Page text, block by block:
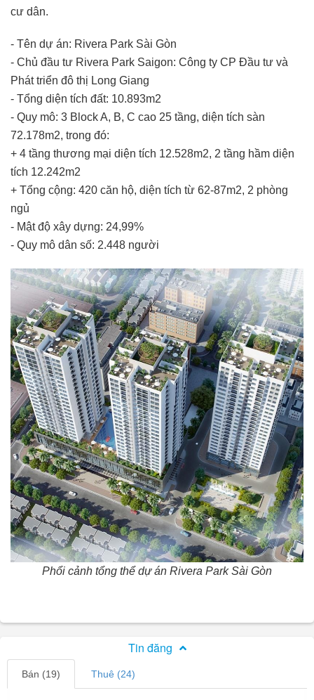
cư dân.
- Tên dự án: Rivera Park Sài Gòn
- Chủ đầu tư Rivera Park Saigon: Công ty CP Đầu tư và
Phát triển đô thị Long Giang
- Tổng diện tích đất: 10.893m2
- Quy mô: 3 Block A, B, C cao 25 tầng, diện tích sàn
72.178m2, trong đó:
+ 4 tầng thương mại diện tích 12.528m2, 2 tầng hầm diện
tích 12.242m2
+ Tổng cộng: 420 căn hộ, diện tích từ 62-87m2, 2 phòng
ngủ
- Mật độ xây dựng: 24,99%
- Quy mô dân số: 2.448 người
Phổi cảnh tổng thể dự án Rivera Park Sài Gòn
Tin đăng
Bán (19) Thuê (24)